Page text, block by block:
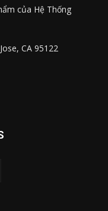
của Hệ Thống
CA 95122